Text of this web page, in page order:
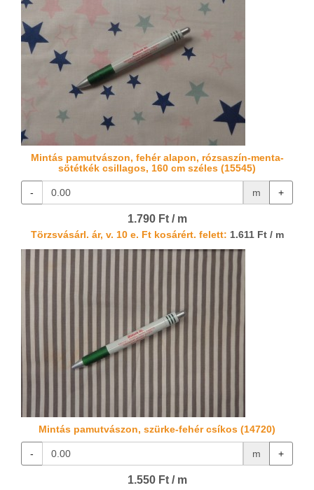
Mintás pamutvászon, fehér alapon, rózsaszín-menta-
sötétkék csillagos, 160 cm széles (15545)
- m +
1.790 Ft / m
Törzsvásárl. ár, v. 10 e. Ft kosárért. felett: 1.611 Ft / m
Mintás pamutvászon, szürke-fehér csíkos (14720)
- m +
1.550 Ft / m